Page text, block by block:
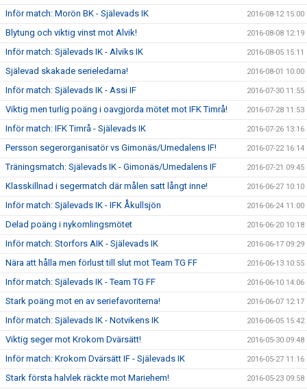
Inför match: Morön BK - Själevads IK 2016-08-12 15:00
Blytung och viktig vinst mot Alvik! 2016-08-08 12:19
Inför match: Själevads IK - Alviks IK 2016-08-05 15:11
Själevad skakade serieledarna! 2016-08-01 10:00
Inför match: Själevads IK - Assi IF 2016-07-30 11:55
Viktig men turlig poäng i oavgjorda mötet mot IFK Timrå! 2016-07-28 11:53
Inför match: IFK Timrå - Själevads IK 2016-07-26 13:16
Persson segerorganisatör vs Gimonäs/Umedalens IF! 2016-07-22 16:14
Träningsmatch: Själevads IK - Gimonäs/Umedalens IF 2016-07-21 09:45
Klasskillnad i segermatch där målen satt långt inne! 2016-06-27 10:10
Inför match: Själevads IK - IFK Åkullsjön 2016-06-24 11:00
Delad poäng i nykomlingsmötet 2016-06-20 10:18
Inför match: Storfors AIK - Själevads IK 2016-06-17 09:29
Nära att hålla men förlust till slut mot Team TG FF 2016-06-13 10:55
Inför match: Själevads IK - Team TG FF 2016-06-10 14:06
Stark poäng mot en av seriefavoriterna! 2016-06-07 12:17
Inför match: Själevads IK - Notvikens IK 2016-06-05 15:42
Viktig seger mot Krokom Dvärsätt! 2016-05-30 09:48
Inför match: Krokom Dvärsätt IF - Själevads IK 2016-05-27 11:16
Stark första halvlek räckte mot Mariehem! 2016-05-23 09:58